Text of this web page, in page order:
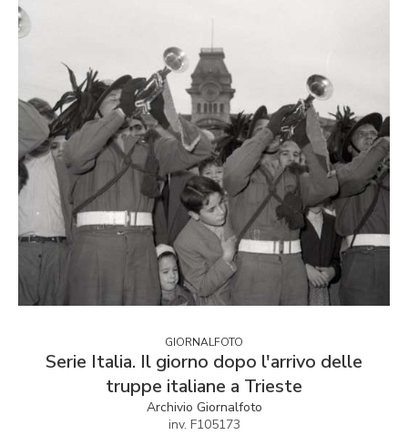
GIORNALFOTO
Serie Italia. Il giorno dopo l'arrivo delle
truppe italiane a Trieste
Archivio Giornalfoto
inv. F105173